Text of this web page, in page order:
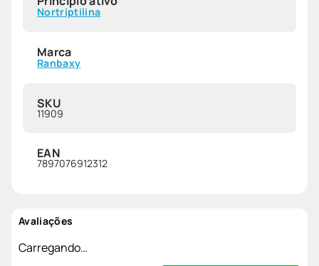
Nortriptilina
Marca
Ranbaxy
SKU
11909
EAN
7897076912312
Avaliações
Carregando…